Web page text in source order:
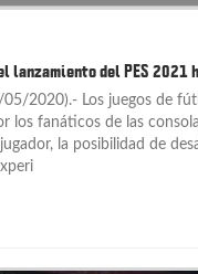
lanzamiento del PES 2021
2020).- Los juegos de
los fanáticos de las
la posibilidad de